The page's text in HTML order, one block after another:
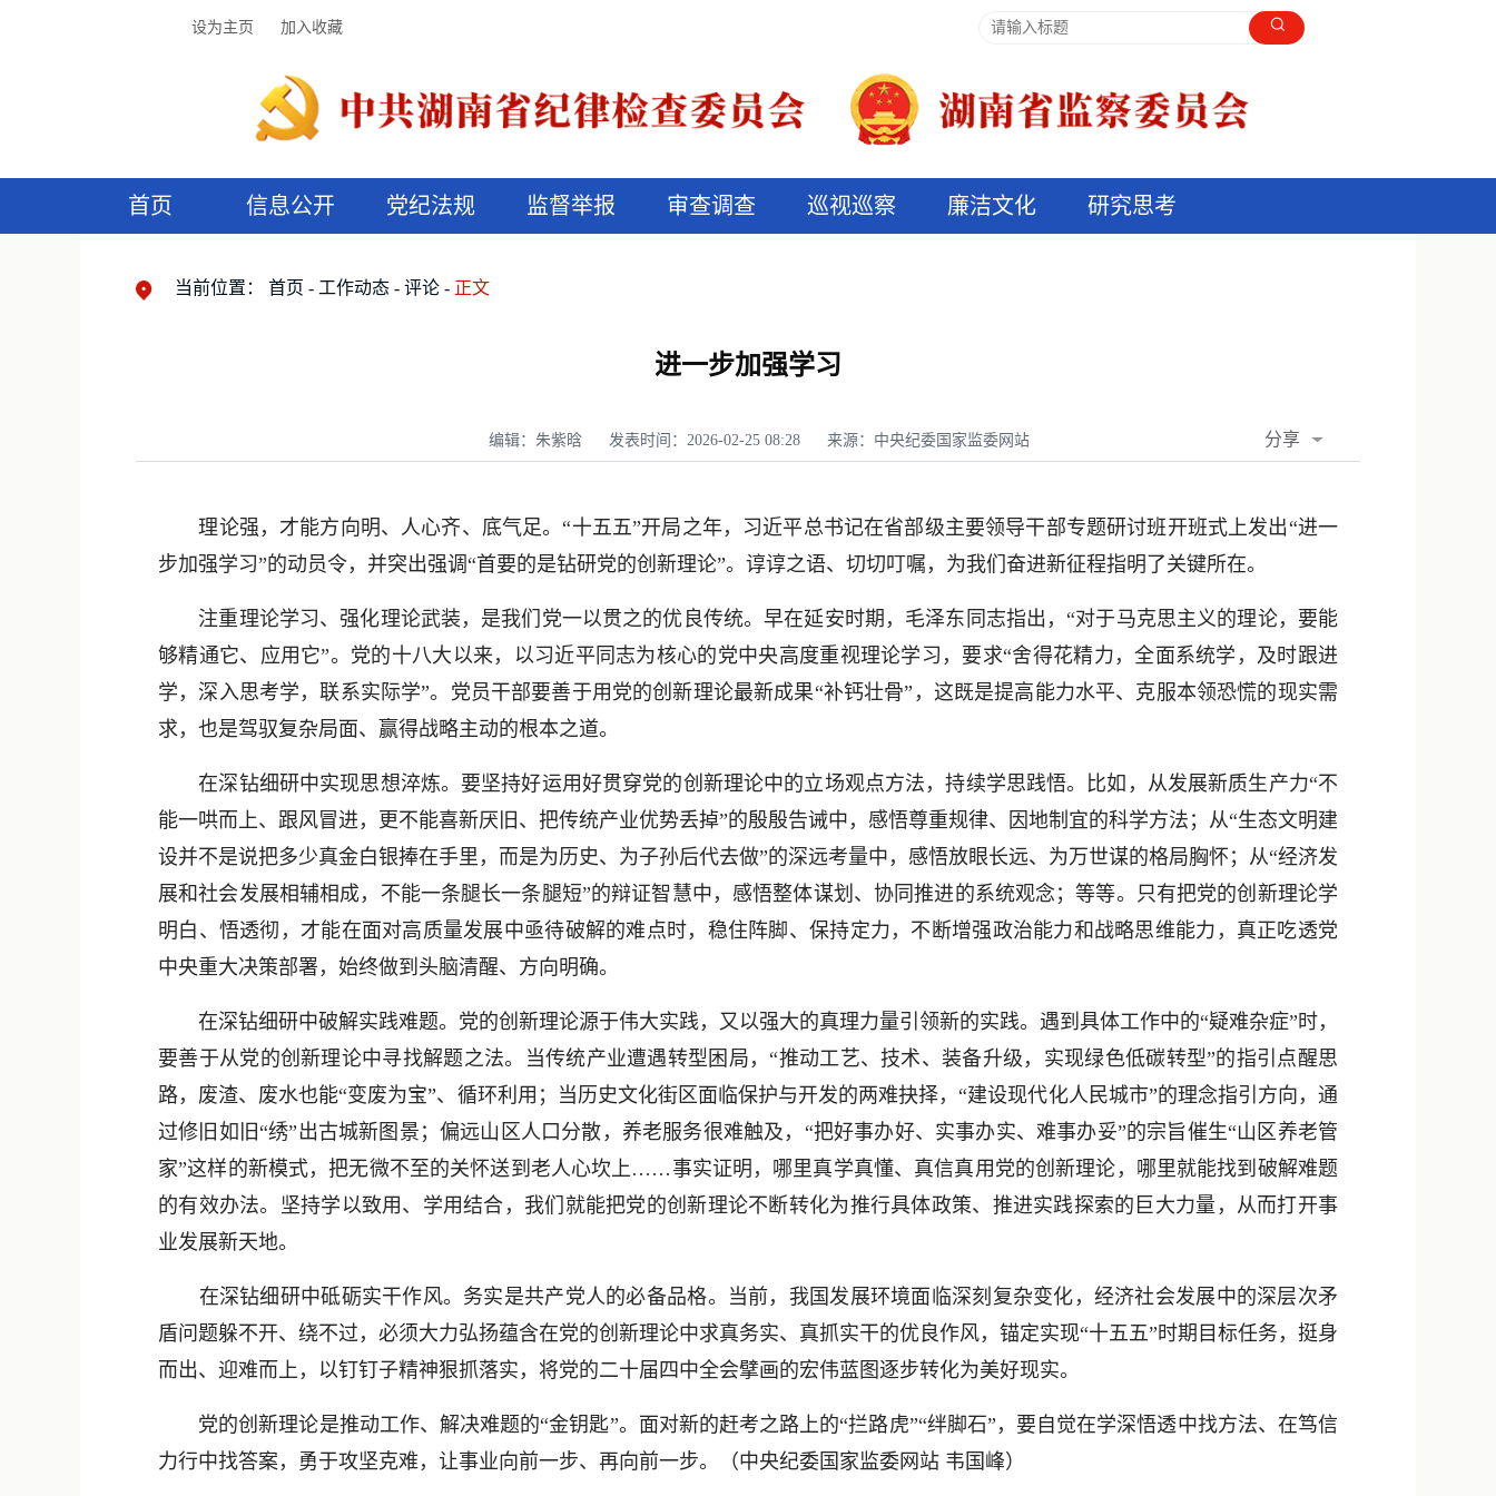
设为主页 加入收藏
首页 信息公开 党纪法规 监督举报 审查调查 巡视巡察 廉洁文化 研究思考
当前位置： 首页 工作动态 评论 正文
进一步加强学习
编辑：朱紫晗 发表时间：2026-02-25 08:28 来源：中央纪委国家监委网站 分享
新浪微博
理论强，才能方向明、人心齐、底气足。“十五五”开局之年，习近平总书记在省部级主要领导干部专题研讨班开班式上发出“进一
步加强学习”的动员令，并突出强调“首要的是钻研党的创新理论”。谆谆之语、切切叮嘱，为我们奋进新征程指明了关键所在。
注重理论学习、强化理论武装，是我们党一以贯之的优良传统。早在延安时期，毛泽东同志指出，“对于马克思主义的理论，要能
够精通它、应用它”。党的十八大以来，以习近平同志为核心的党中央高度重视理论学习，要求“舍得花精力，全面系统学，及时跟进
学，深入思考学，联系实际学”。党员干部要善于用党的创新理论最新成果“补钙壮骨”，这既是提高能力水平、克服本领恐慌的现实需
求，也是驾驭复杂局面、赢得战略主动的根本之道。
在深钻细研中实现思想淬炼。要坚持好运用好贯穿党的创新理论中的立场观点方法，持续学思践悟。比如，从发展新质生产力“不
能一哄而上、跟风冒进，更不能喜新厌旧、把传统产业优势丢掉”的殷殷告诫中，感悟尊重规律、因地制宜的科学方法；从“生态文明建
设并不是说把多少真金白银捧在手里，而是为历史、为子孙后代去做”的深远考量中，感悟放眼长远、为万世谋的格局胸怀；从“经济发
展和社会发展相辅相成，不能一条腿长一条腿短”的辩证智慧中，感悟整体谋划、协同推进的系统观念；等等。只有把党的创新理论学
明白、悟透彻，才能在面对高质量发展中亟待破解的难点时，稳住阵脚、保持定力，不断增强政治能力和战略思维能力，真正吃透党
中央重大决策部署，始终做到头脑清醒、方向明确。
在深钻细研中破解实践难题。党的创新理论源于伟大实践，又以强大的真理力量引领新的实践。遇到具体工作中的“疑难杂症”时，
要善于从党的创新理论中寻找解题之法。当传统产业遭遇转型困局，“推动工艺、技术、装备升级，实现绿色低碳转型”的指引点醒思
路，废渣、废水也能“变废为宝”、循环利用；当历史文化街区面临保护与开发的两难抉择，“建设现代化人民城市”的理念指引方向，通
过修旧如旧“绣”出古城新图景；偏远山区人口分散，养老服务很难触及，“把好事办好、实事办实、难事办妥”的宗旨催生“山区养老管
家”这样的新模式，把无微不至的关怀送到老人心坎上……事实证明，哪里真学真懂、真信真用党的创新理论，哪里就能找到破解难题
的有效办法。坚持学以致用、学用结合，我们就能把党的创新理论不断转化为推行具体政策、推进实践探索的巨大力量，从而打开事
业发展新天地。
在深钻细研中砥砺实干作风。务实是共产党人的必备品格。当前，我国发展环境面临深刻复杂变化，经济社会发展中的深层次矛
盾问题躲不开、绕不过，必须大力弘扬蕴含在党的创新理论中求真务实、真抓实干的优良作风，锚定实现“十五五”时期目标任务，挺身
而出、迎难而上，以钉钉子精神狠抓落实，将党的二十届四中全会擘画的宏伟蓝图逐步转化为美好现实。
党的创新理论是推动工作、解决难题的“金钥匙”。面对新的赶考之路上的“拦路虎”“绊脚石”，要自觉在学深悟透中找方法、在笃信
力行中找答案，勇于攻坚克难，让事业向前一步、再向前一步。（中央纪委国家监委网站 韦国峰）